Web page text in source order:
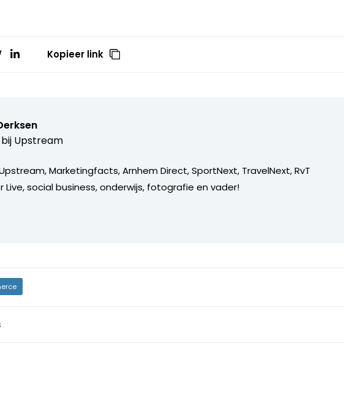
Kopieer link
Upstream
Marketingfacts, Arnhem Direct, SportNext, TravelNext, RvT
Live, social business, onderwijs, fotografie en vader!